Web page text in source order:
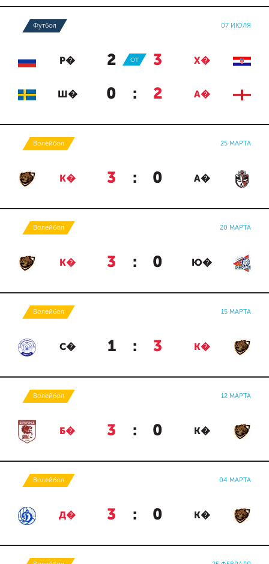
Футбол 07 ИЮЛЯ
Р� 2 : 3 Х�
ОТ
Ш� 0 : 2 А�
Волейбол 25 МАРТА
К� 3 : 0 А�
Волейбол 20 МАРТА
К� 3 : 0 Ю�
Волейбол 15 МАРТА
С� 1 : 3 К�
Волейбол 12 МАРТА
Б� 3 : 0 К�
Волейбол 04 МАРТА
Д� 3 : 0 К�